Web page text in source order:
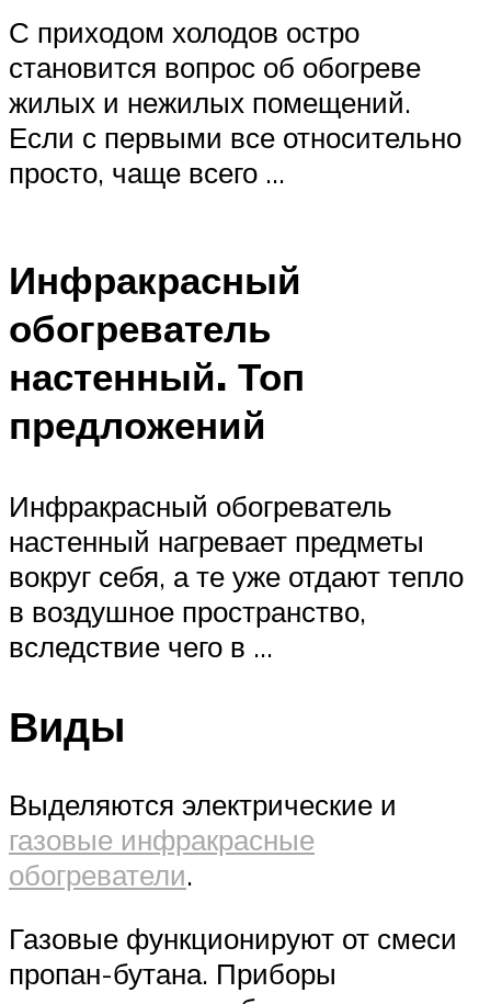
С приходом холодов остро
становится вопрос об обогреве
жилых и нежилых помещений.
Если с первыми все относительно
просто, чаще всего …
Инфракрасный
обогреватель
настенный. Топ
предложений
Инфракрасный обогреватель
настенный нагревает предметы
вокруг себя, а те уже отдают тепло
в воздушное пространство,
вследствие чего в …
Виды
Выделяются электрические и
газовые инфракрасные
обогреватели.
Газовые функционируют от смеси
пропан-бутана. Приборы